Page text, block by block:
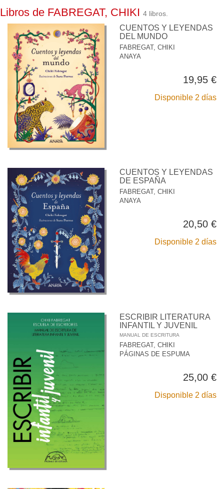
Libros de FABREGAT, CHIKI 4 libros.
CUENTOS Y LEYENDAS
DEL MUNDO
FABREGAT, CHIKI
ANAYA
19,95 €
Disponible 2 días
CUENTOS Y LEYENDAS
DE ESPAÑA
FABREGAT, CHIKI
ANAYA
20,50 €
Disponible 2 días
ESCRIBIR LITERATURA
INFANTIL Y JUVENIL
MANUAL DE ESCRITURA
FABREGAT, CHIKI
PÁGINAS DE ESPUMA
25,00 €
Disponible 2 días